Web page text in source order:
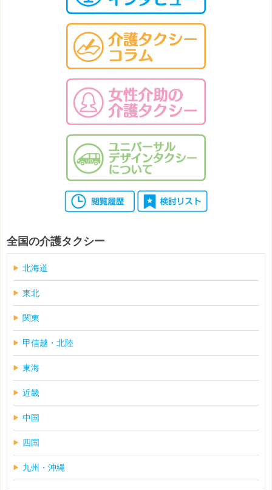
全国の介護タクシー
北海道
東北
関東
甲信越・北陸
東海
近畿
中国
四国
九州・沖縄